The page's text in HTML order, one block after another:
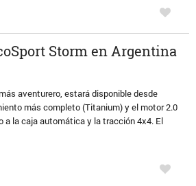
Storm en Argentina
aventurero, estará disponible desde
más completo (Titanium) y el motor 2.0
a la caja automática y la tracción 4x4. El